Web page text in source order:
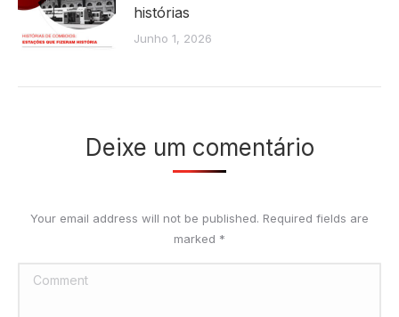
histórias
Junho 1, 2026
Deixe um comentário
Your email address will not be published. Required fields are
marked *
Comment